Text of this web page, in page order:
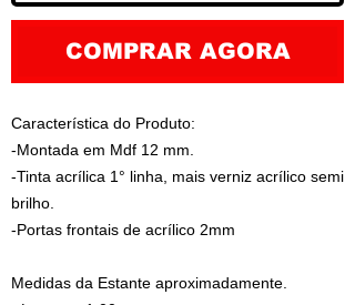
COMPRAR AGORA
Característica do Produto:
-Montada em Mdf 12 mm.
-Tinta acrílica 1° linha, mais verniz acrílico semi
brilho.
-Portas frontais de acrílico 2mm
Medidas da Estante aproximadamente.